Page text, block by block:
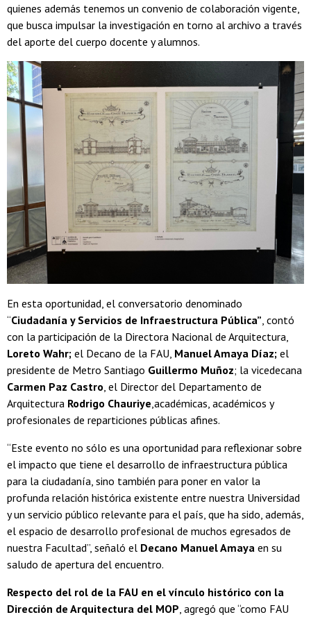
quienes además tenemos un convenio de colaboración vigente,
que busca impulsar la investigación en torno al archivo a través
del aporte del cuerpo docente y alumnos.
En esta oportunidad, el conversatorio denominado
“Ciudadanía y Servicios de Infraestructura Pública”, contó
con la participación de la Directora Nacional de Arquitectura,
Loreto Wahr; el Decano de la FAU, Manuel Amaya Díaz; el
presidente de Metro Santiago Guillermo Muñoz; la vicedecana
Carmen Paz Castro, el Director del Departamento de
Arquitectura Rodrigo Chauriye,académicas, académicos y
profesionales de reparticiones públicas afines.
“Este evento no sólo es una oportunidad para reflexionar sobre
el impacto que tiene el desarrollo de infraestructura pública
para la ciudadanía, sino también para poner en valor la
profunda relación histórica existente entre nuestra Universidad
y un servicio público relevante para el país, que ha sido, además,
el espacio de desarrollo profesional de muchos egresados de
nuestra Facultad”, señaló el Decano Manuel Amaya en su
saludo de apertura del encuentro.
Respecto del rol de la FAU en el vínculo histórico con la
Dirección de Arquitectura del MOP, agregó que “como FAU